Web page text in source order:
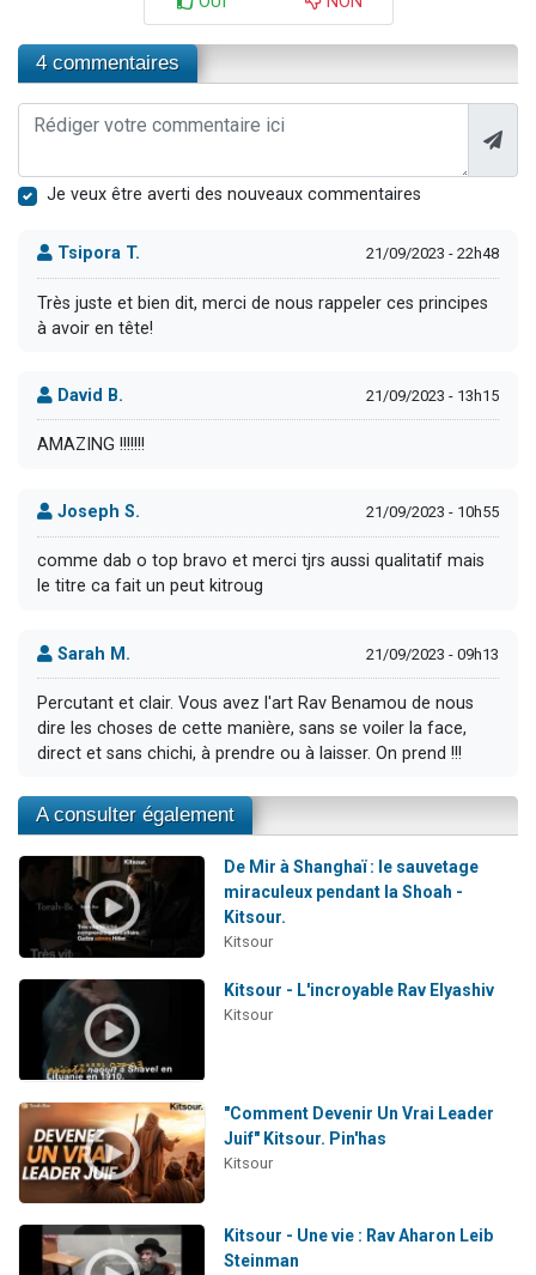
4 commentaires
Je veux être averti des nouveaux commentaires
Tsipora T. 21/09/2023 - 22h48
Très juste et bien dit, merci de nous rappeler ces principes
à avoir en tête!
David B. 21/09/2023 - 13h15
AMAZING !!!!!!!
Joseph S. 21/09/2023 - 10h55
comme dab o top bravo et merci tjrs aussi qualitatif mais
le titre ca fait un peut kitroug
Sarah M. 21/09/2023 - 09h13
Percutant et clair. Vous avez l'art Rav Benamou de nous
dire les choses de cette manière, sans se voiler la face,
direct et sans chichi, à prendre ou à laisser. On prend !!!
A consulter également
De Mir à Shanghaï : le sauvetage
miraculeux pendant la Shoah -
Kitsour.
Kitsour
Kitsour - L'incroyable Rav Elyashiv
Kitsour
"Comment Devenir Un Vrai Leader
Juif" Kitsour. Pin'has
Kitsour
Kitsour - Une vie : Rav Aharon Leib
Steinman